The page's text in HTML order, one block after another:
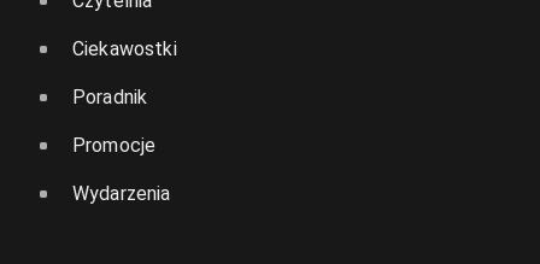
Ciekawostki
Poradnik
Promocje
Wydarzenia